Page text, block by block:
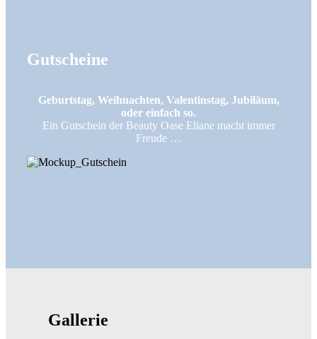
Gutscheine
Geburtstag, Weihnachten, Valentinstag, Jubiläum,
oder einfach so.
Ein Gutschein der Beauty Oase Eliane macht immer
Freude …
Gallerie